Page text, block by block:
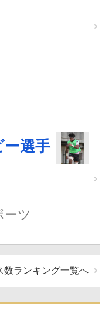
ー選手
ーツ
数ランキング一覧へ